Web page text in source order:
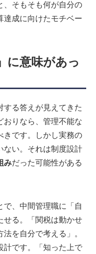
、そもそも何が自分の
達成に向けたモチベー
に意味があっ
する答えが見えてきた
おりなら、管理不能な
きです。しかし実務の
ない。それは制度設計
みだった可能性がある
で、中間管理職に「自
せる。「関税は動かせ
を自分で考える」。
計です。「知った上で